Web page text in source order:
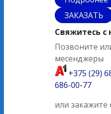
ЗАКАЗАТЬ
Свяжитесь с
Позвоните
месенджеры
+375 (29)
686-00-77
или